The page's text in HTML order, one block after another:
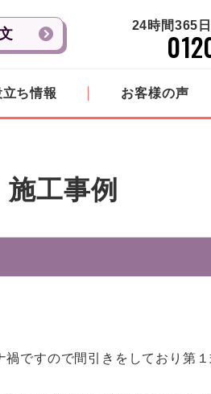
24時間365
立ち情報 お客様の声
施工事例
ですので間引きをしており第